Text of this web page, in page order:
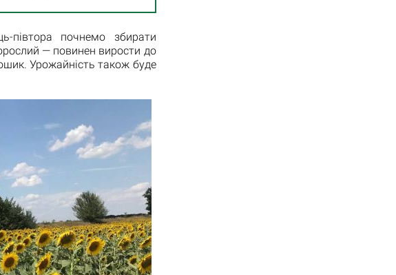
півтора почнемо збирати
— повинен вирости до
Урожайність також буде